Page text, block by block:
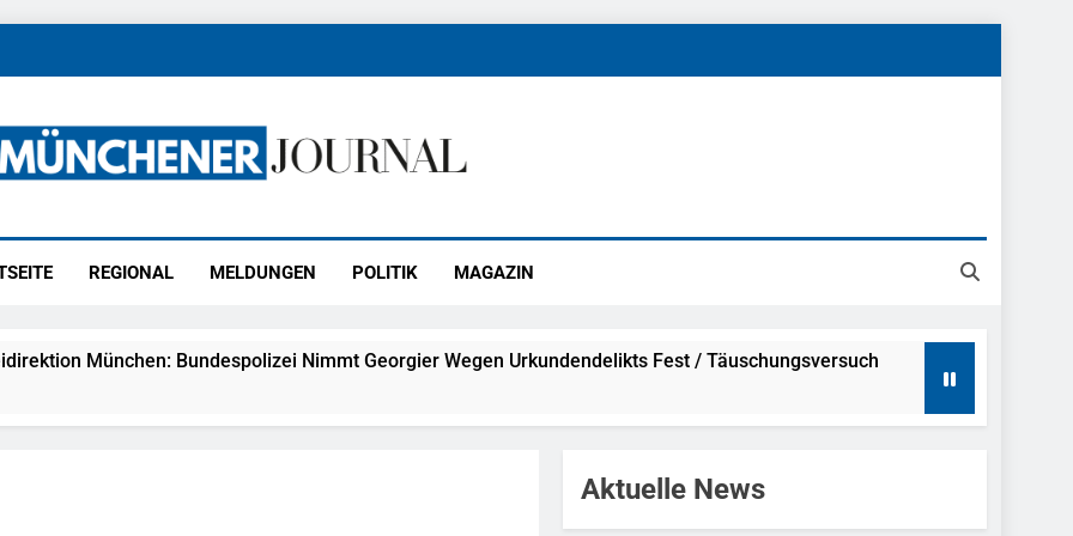
REGIONAL MELDUNGEN POLITIK MAGAZIN
München: Bundespolizei Nimmt Georgier Wegen Urkundendelikts Fest / Täuschungsversuch
München: Notruf Per Knopfdruck / Schnelle Festnahme Nach Sexueller Belästigung
Aktuelle News